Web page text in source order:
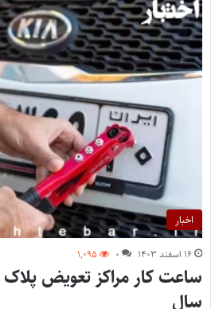
اخبار
۱۶ اسفند ۱۴۰۳ ۰ ۱,۰۹۵
ساعت کار مراکز تعویض پلاک
سال‌